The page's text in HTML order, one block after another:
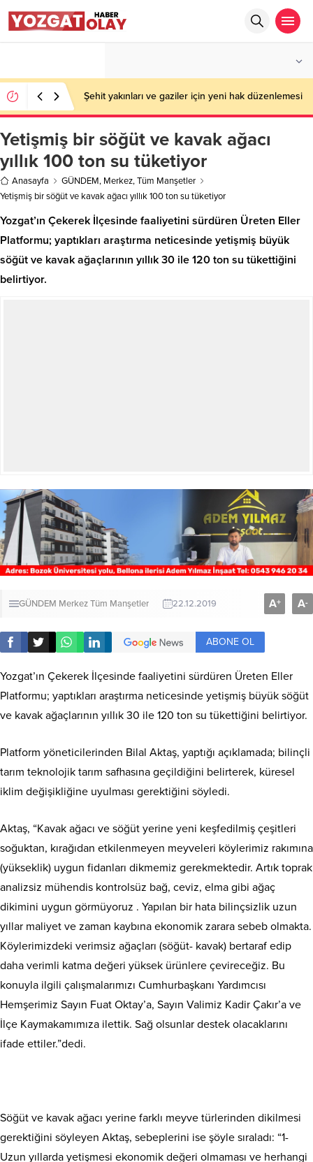
Şehit yakınları ve gaziler için yeni hak düzenlemesi
Yetişmiş bir söğüt ve kavak ağacı
yıllık 100 ton su tüketiyor
Anasayfa GÜNDEM, Merkez,Tüm Manşetler
Yetişmiş bir söğüt ve kavak ağacı yıllık 100 ton su tüketiyor
Yozgat’ın Çekerek İlçesinde faaliyetini sürdüren Üreten Eller
Platformu; yaptıkları araştırma neticesinde yetişmiş büyük
söğüt ve kavak ağaçlarının yıllık 30 ile 120 ton su tükettiğini
belirtiyor.
GÜNDEM MerkezTüm Manşetler 22.12.2019 A+ A-
ABONE OL
Yozgat’ın Çekerek İlçesinde faaliyetini sürdüren Üreten Eller
Platformu; yaptıkları araştırma neticesinde yetişmiş büyük söğüt
ve kavak ağaçlarının yıllık 30 ile 120 ton su tükettiğini belirtiyor.
Platform yöneticilerinden Bilal Aktaş, yaptığı açıklamada; bilinçli
tarım teknolojik tarım safhasına geçildiğini belirterek, küresel
iklim değişikliğine uyulması gerektiğini söyledi.
Aktaş, “Kavak ağacı ve söğüt yerine yeni keşfedilmiş çeşitleri
soğuktan, kırağıdan etkilenmeyen meyveleri köylerimiz rakımına
(yükseklik) uygun fidanları dikmemiz gerekmektedir. Artık toprak
analizsiz mühendis kontrolsüz bağ, ceviz, elma gibi ağaç
dikimini uygun görmüyoruz . Yapılan bir hata bilinçsizlik uzun
yıllar maliyet ve zaman kaybına ekonomik zarara sebeb olmakta.
Köylerimizdeki verimsiz ağaçları (söğüt- kavak) bertaraf edip
daha verimli katma değeri yüksek ürünlere çevireceğiz. Bu
konuyla ilgili çalışmalarımızı Cumhurbaşkanı Yardımcısı
Hemşerimiz Sayın Fuat Oktay’a, Sayın Valimiz Kadir Çakır’a ve
İlçe Kaymakamımıza ilettik. Sağ olsunlar destek olacaklarını
ifade ettiler.”dedi.
Söğüt ve kavak ağacı yerine farklı meyve türlerinden dikilmesi
gerektiğini söyleyen Aktaş, sebeplerini ise şöyle sıraladı: “1-
Uzun yıllarda yetişmesi ekonomik değeri olmaması ve herhangi